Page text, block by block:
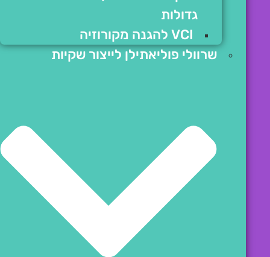
גדולות
VCI להגנה מקורוזיה
שרוולי פוליאתילן לייצור שקיות